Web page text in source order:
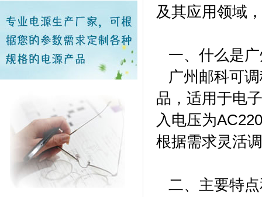
及其应用领域
一、什么是
广州邮科可
品，适用于电
入电压为
根据需求灵活
二、主要特